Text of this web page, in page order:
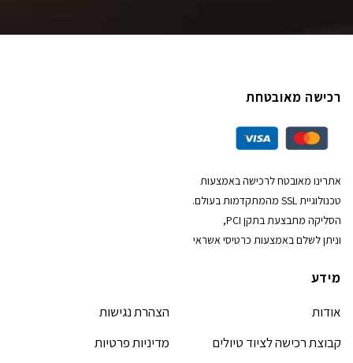
רכישה מאובטחת
אתרינו מאובטח לרכישה באמצעות
טכנולוגיית SSL מהמתקדמות בעולם.
הסליקה מתבצעת בתקן PCI,
וניתן לשלם באמצעות כרטיסי אשראי
מידע
אודות
קבוצת רכישה לציוד טיולים
הצהרת נגישות
מדיניות פרטיות